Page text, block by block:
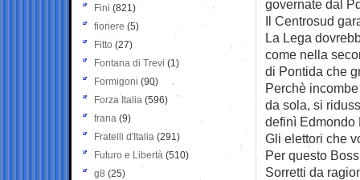
governate dal
Il Centrosud
La Lega
come nella
di Pontida che
Perchè
da sola, si
definì Edmondo
Gli elettori che
Per questo
Sorretti da
Fini (821)
fioriere (5)
Fitto (27)
Fontana di Trevi (1)
Formigoni (90)
Forza Italia (596)
frana (9)
Fratelli d'Italia (291)
Futuro e Libertà (510)
g8 (25)